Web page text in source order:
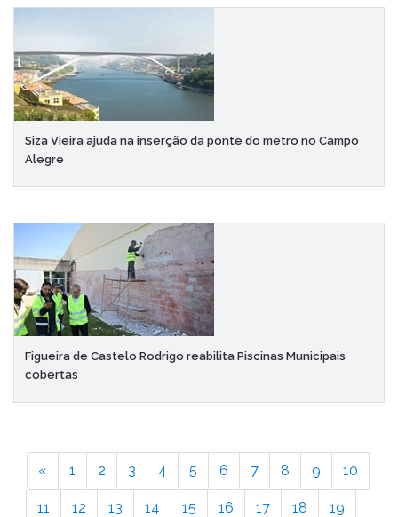
Siza Vieira ajuda na inserção da ponte do metro no Campo
Alegre
Figueira de Castelo Rodrigo reabilita Piscinas Municipais
cobertas
« 1 2 3 4 5 6 7 8 9 10
11 12 13 14 15 16 17 18 19